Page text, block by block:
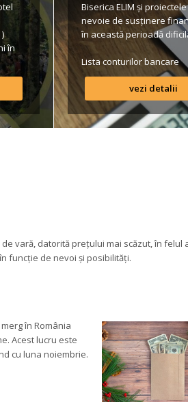
)
în
Biserica ELIM și
nevoie de susținere
în această perioadă
Lista conturilor bancare
vezi detalii
vară, datorită prețului mai scăzut, în felul
funcție de nevoi și posibilități.
în România
Acest lucru este
cu luna noiembrie.